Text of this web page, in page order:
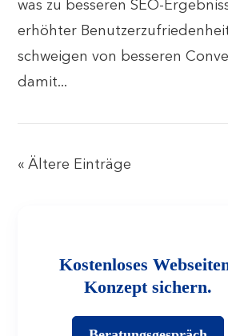
was zu besseren SEO-
erhöhter
schweigen von besseren
damit...
« Ältere Einträge
Kostenloses
Konzept sichern.